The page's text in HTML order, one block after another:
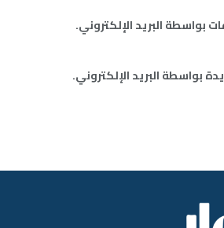
بواسطة البريد الإلكتروني.
بواسطة البريد الإلكتروني.